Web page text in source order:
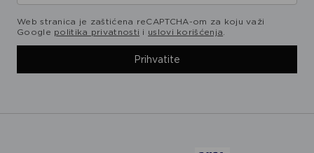
Web stranica je zaštićena reCAPTCHA-om za koju važi
Google politika privatnosti i uslovi korišćenja.
Prihvatite